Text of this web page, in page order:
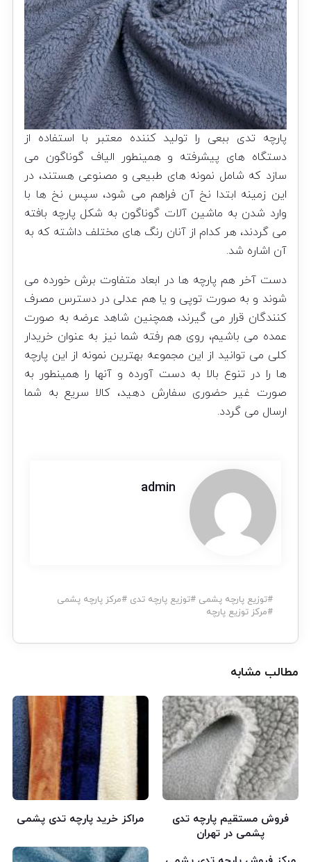
پارچه تدی ببعی را تولید کننده معتبر با استفاده از
دستگاه های پیشرفته و همینطور الیاف گوناگون می
سازد که شامل نمونه‌ های طبیعی و مصنوعی هستند، در
این زمینه ابتدا نخ آن فراهم می شود، سپس نخ ها با
وارد شدن به ماشین آلات گوناگون به شکل پارچه بافته
می گردند، هر کدام از آنان رنگ های‌ مختلف داشته که به
آن اشاره شد.
دست آخر هم پارچه ها در ابعاد متفاوت برش خورده می
شوند و به صورت توپی و یا هم عدلی در دسترس‌ مصرف
کنندگان قرار می گیرند، همچنین شاهد عرضه به صورت
عمده می باشیم، روی هم رفته شما نیز به عنوان خریدار
کلی می توانید از این مجموعه بهترین نمونه‌ از این پارچه
ها را در تنوع بالا به دست آورده و آنها را همینطور به
صورت غیر حضوری سفارش دهید، کالا سریع به شما
ارسال می گردد.
admin
#توزیع پارچه پشمی #توزیع پارچه تدی #مرکز پارچه پشمی
#مرکز توزیع پارچه
مطالب مشابه
فروش مستقیم پارچه تدی
پشمی در تهران
مراکز خرید پارچه تدی پشمی